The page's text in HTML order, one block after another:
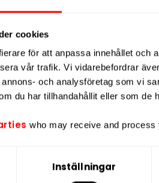
cookies
för att anpassa innehållet och
vår trafik. Vi vidarebefordrar
och analysföretag som vi
du har tillhandahållit eller som de
who may receive and process
Inställningar
Strong
NYTT PRIS
GOAT